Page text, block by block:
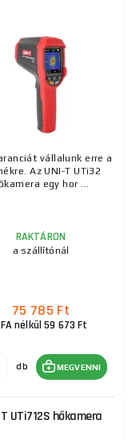
segítői profik és
használt
vállalunk erre a
Az UNI-T UTi32
egy hor ...
RAKTÁRON
a szállítónál
75 785 Ft
nélkül 59 673 Ft
db MEGVENNI
UTi712S hőkamera